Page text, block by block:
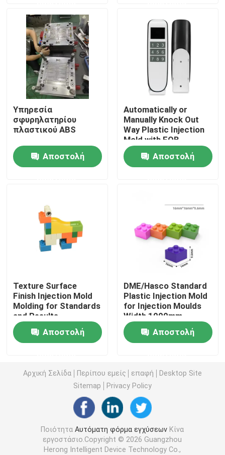
Επισκέψεις στο εργοστάσιο
Έλεγχος ποιότητας
Επικοινωνήστε μαζί μας
Ειδήσεις
Υποθέσεις
Μέρη οικιακών συσκευών Σφουγγάρι ένεσης
2K Μούχλα ένεσης
Πλαστικό μούχλα ένεσης
Ρίψη κύβων κραμάτων αργιλίου
Ρίψη κύβων κραμάτων ψευδάργυρου
CNC συνήθειας κατεργασία
Υπηρεσία
σφυρηλατηρίου
πλαστικού ABS
Αποστολή
Automatically or
Manually Knock Out
Way Plastic Injection
Mold with FOB
Incoterm and
DME/Hasco Standard
Αποστολή
Texture Surface
Finish Injection Mold
Molding for Standards
and Results
Αποστολή
DME/Hasco Standard
Plastic Injection Mold
for Injection Moulds
Width 1000mm-
12000mm Length
Standard
Performance
Αποστολή
Αρχική Σελίδα Περίπου εμείς επαφή
Desktop Site
Sitemap
Privacy Policy
ΠοιότηταΑυτόματη φόρμα εγχύσεων Κίνα
εργοστάσιο.Copyright © 2026 Guangzhou
Herong Intelligent Device Technology Co.,